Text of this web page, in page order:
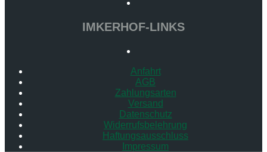
IMKERHOF-LINKS
Anfahrt
AGB
Zahlungsarten
Versand
Datenschutz
Widerrufsbelehrung
Haftungsausschluss
Impressum